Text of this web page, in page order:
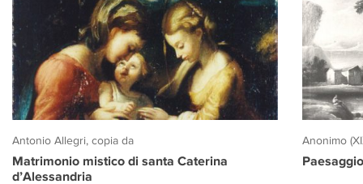
Antonio Allegri, copia da
Matrimonio mistico di santa Caterina
d’Alessandria
Anonimo